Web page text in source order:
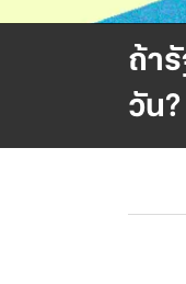
ถ้า
วัน?